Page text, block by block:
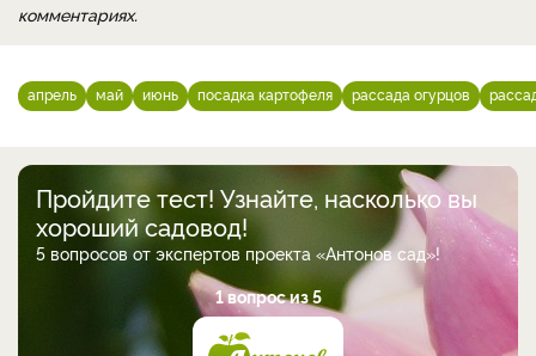
комментариях.
апрель май июнь посадка картофеля рассада огурцов
Пройдите тест! Узнайте, насколько вы
хороший садовод!
5 вопросов от экспертов проекта «Антонов сад»!
1 вопрос из 5